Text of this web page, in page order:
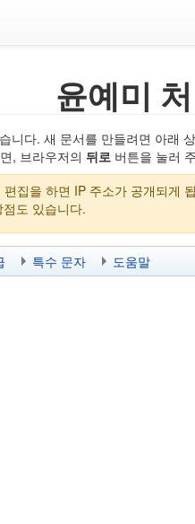
윤예미
니다. 새 문서를 만들려면 아래
, 브라우저의 뒤로 버튼을 눌러
집을 하면 IP 주소가 공개되게
도 있습니다.
특수 문자 도움말